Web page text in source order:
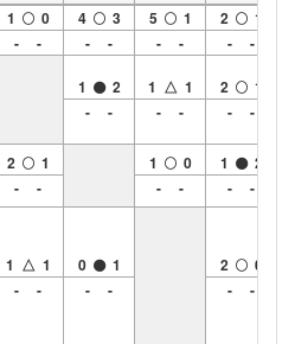
1
0
- -
4
3
- -
5
1
- -
2
1
- -
1
2
- -
1 △ 1
- -
2
1
- -
2
1
- -
1
0
- -
1
2
- -
1 △ 1
- -
0
1
- -
2
0
- -